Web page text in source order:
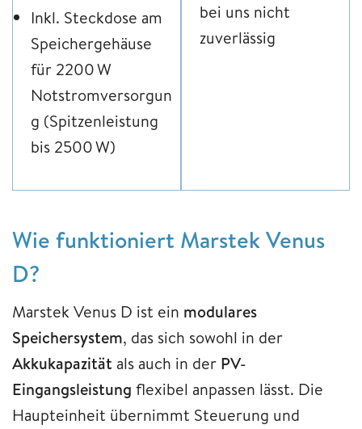
Inkl. Steckdose am
Speichergehäuse
für 2200 W
Notstromversorgun
g (Spitzenleistung
bis 2500 W)
bei uns nicht
zuverlässig
Wie funktioniert Marstek Venus
D?
Marstek Venus D ist ein modulares
Speichersystem, das sich sowohl in der
Akkukapazität als auch in der PV-
Eingangsleistung flexibel anpassen lässt. Die
Haupteinheit übernimmt Steuerung und